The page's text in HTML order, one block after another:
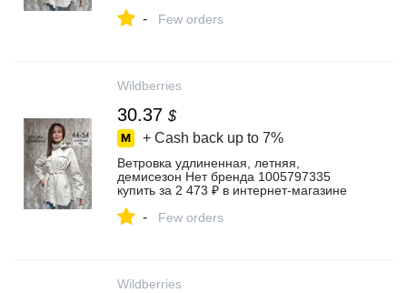
- Few orders
Wildberries
30.37 $
+ Cash back up to 7%
Ветровка удлиненная, летняя,
демисезон Нет бренда 1005797335
купить за 2 473 ₽ в интернет‑магазине
- Few orders
Wildberries